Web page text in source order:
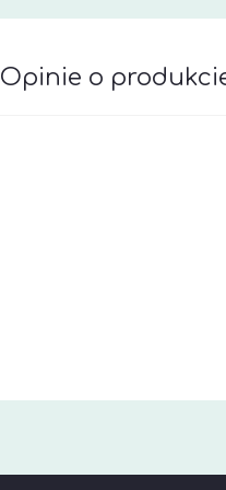
Opinie o